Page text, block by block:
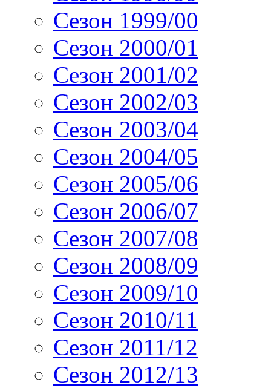
Сезон 1999/00
Сезон 2000/01
Сезон 2001/02
Сезон 2002/03
Сезон 2003/04
Сезон 2004/05
Сезон 2005/06
Сезон 2006/07
Сезон 2007/08
Сезон 2008/09
Сезон 2009/10
Сезон 2010/11
Сезон 2011/12
Сезон 2012/13